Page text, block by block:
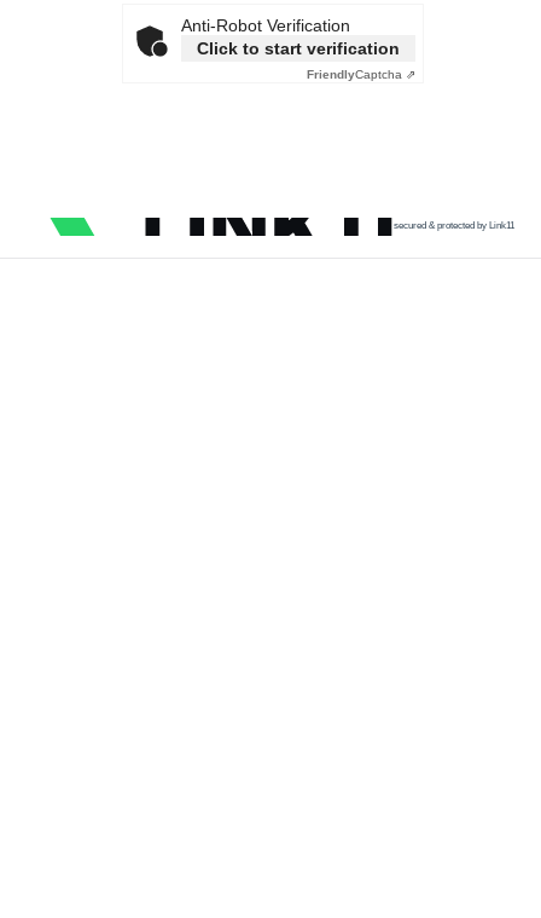
Anti-Robot Verification
Click to start verification
FriendlyCaptcha ⇗
secured & protected by Link11